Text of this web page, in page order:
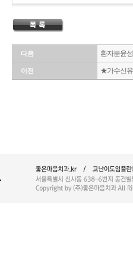
다음 환자분 윤
이전 ★가수 신